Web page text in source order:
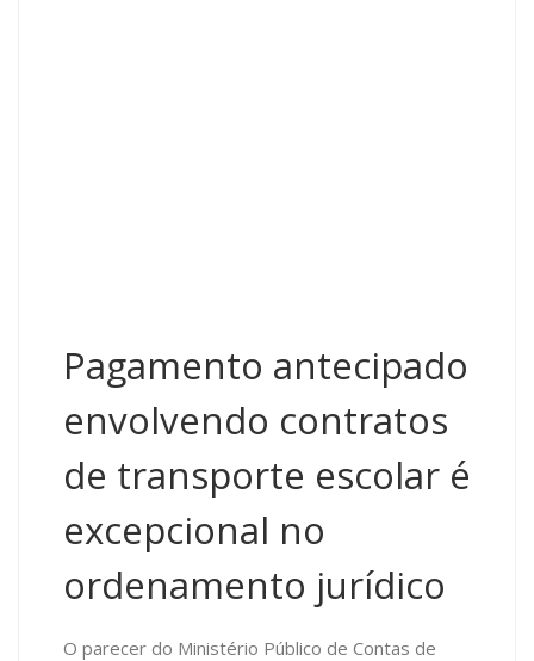
Pagamento antecipado
envolvendo contratos
de transporte escolar é
excepcional no
ordenamento jurídico
O parecer do Ministério Público de Contas de